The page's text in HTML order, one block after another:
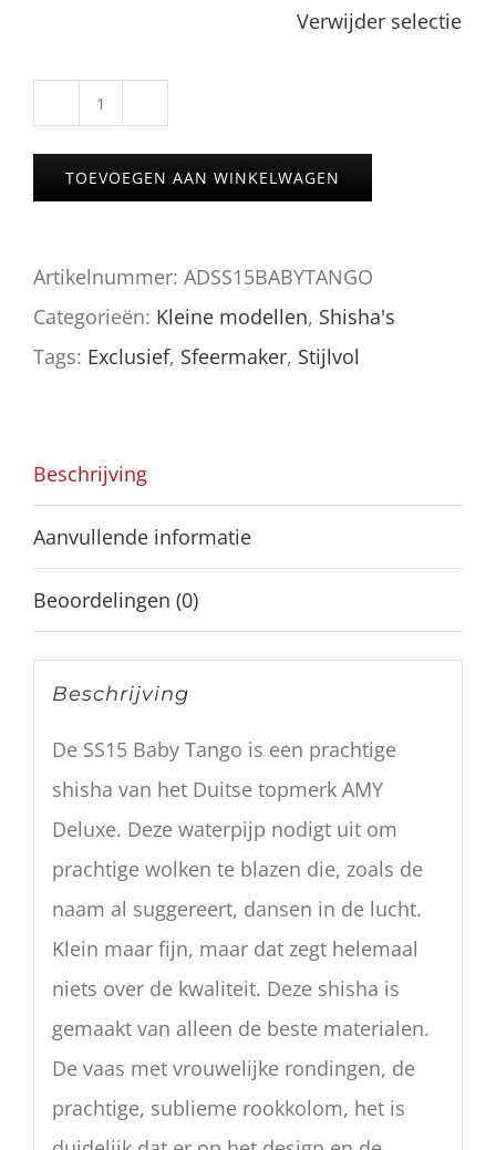
Verwijder selectie
AMY
SS15
BABY
aantal
TOEVOEGEN AAN WINKELWAGEN
Artikelnummer: ADSS15BABYTANGO
Categorieën: Kleine modellen, Shisha's
Tags: Exclusief, Sfeermaker, Stijlvol
Beschrijving
Aanvullende informatie
Beoordelingen (0)
Beschrijving
De SS15 Baby Tango is een prachtige
shisha van het Duitse topmerk AMY
Deluxe. Deze waterpijp nodigt uit om
prachtige wolken te blazen die, zoals de
naam al suggereert, dansen in de lucht.
Klein maar fijn, maar dat zegt helemaal
niets over de kwaliteit. Deze shisha is
gemaakt van alleen de beste materialen.
De vaas met vrouwelijke rondingen, de
prachtige, sublieme rookkolom, het is